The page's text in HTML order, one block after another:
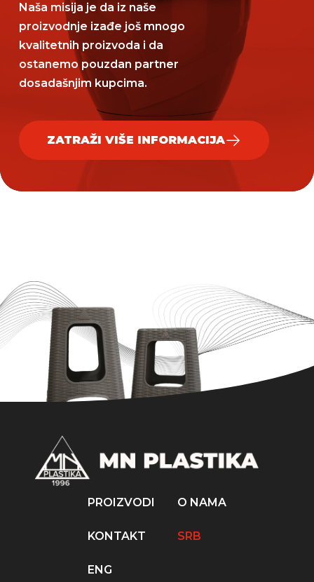
Naša misija je da iz naše
proizvodnje izađe još mnogo
kvalitetnih proizvoda i da
ostanemo pouzdan partner
dosadašnjim kupcima.
ZATRAŽI VIŠE INFORMACIJA
PROIZVODI O NAMA
KONTAKT SRB
ENG